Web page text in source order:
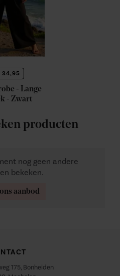
- Lange
- Zwart
producten
nog geen andere
bekeken.
aanbod
175, Bonheiden